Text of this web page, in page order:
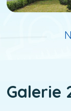
Galerie